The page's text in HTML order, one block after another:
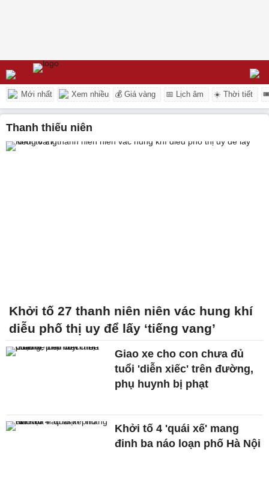
Mới nhất Xem nhiều 💰 Giá vàng 📅 Lịch âm ☀️ Thời tiết
thanh thiếu niên
Khởi tố 27 thanh niên niên vác hung khí
diễu phố thị uy để lấy ‘tiếng vang’
Giao xe cho con chưa đủ
tuổi 'diễn xiếc' trên đường,
phụ huynh bị phạt
Khởi tố 4 'quái xế' mang
đinh ba náo loạn phố Hà Nội